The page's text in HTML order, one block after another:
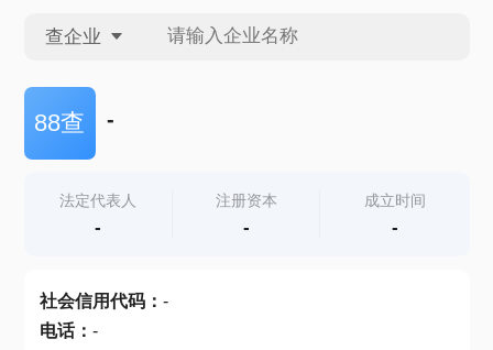
查企业
查企业
查产地
88查 -
法定代表人
-
注册资本
-
成立时间
-
社会信用代码： -
电话： -